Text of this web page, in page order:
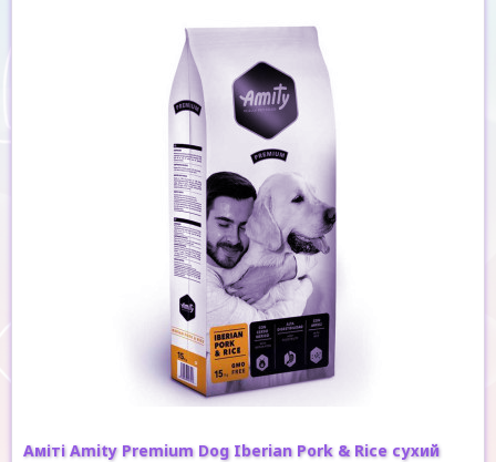
Аміті Amity Premium Dog Iberian Pork & Rice сухий